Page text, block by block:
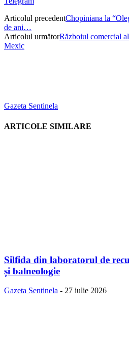
Articolul precedentChopiniana la
de ani…
Articolul următorRăzboiul comercial
Mexic
Gazeta Sentinela
ARTICOLE SIMILARE
Silfida din laboratorul de
și balneologie
Gazeta Sentinela - 27 iulie 2026